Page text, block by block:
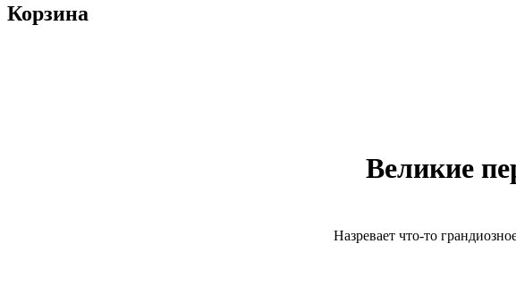
Корзина
Великие
Назревает что-то